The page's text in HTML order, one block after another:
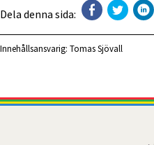
Dela denna sida:
Innehållsansvarig: Tomas Sjövall